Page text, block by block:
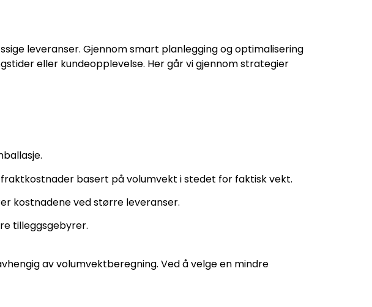
leveranser. Gjennom smart planlegging og optimalisering
eller kundeopplevelse. Her går vi gjennom strategier
basert på volumvekt i stedet for faktisk vekt.
kostnadene ved større leveranser.
tilleggsgebyrer.
av volumvektberegning. Ved å velge en mindre